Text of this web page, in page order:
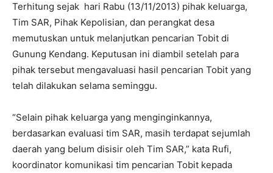
Terhitung sejak hari Rabu (13/11/2013) pihak keluarga,
Tim SAR, Pihak Kepolisian, dan perangkat desa
memutuskan untuk melanjutkan pencarian Tobit di
Gunung Kendang. Keputusan ini diambil setelah para
pihak tersebut mengavaluasi hasil pencarian Tobit yang
telah dilakukan selama seminggu.
“Selain pihak keluarga yang menginginkannya,
berdasarkan evaluasi tim SAR, masih terdapat sejumlah
daerah yang belum disisir oleh Tim SAR,” kata Rufi,
koordinator komunikasi tim pencarian Tobit kepada